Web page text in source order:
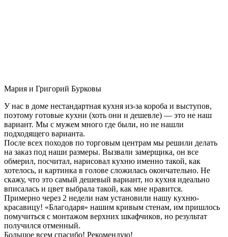
Мария и Григорий Бурковы
У нас в доме нестандартная кухня из-за короба и выступов,
поэтому готовые кухни (хоть они и дешевле) — это не наш
вариант. Мы с мужем много где были, но не нашли
подходящего варианта.
После всех походов по торговым центрам мы решили делать
на заказ под наши размеры. Вызвали замерщика, он все
обмерил, посчитал, нарисовал кухню именно такой, как
хотелось, и картинка в голове сложилась окончательно. Не
скажу, что это самый дешевый вариант, но кухня идеально
вписалась и цвет выбрала такой, как мне нравится.
Примерно через 2 недели нам установили нашу кухню-
красавицу! «Благодаря» нашим кривым стенам, им пришлось
помучиться с монтажом верхних шкафчиков, но результат
получился отменный.
Большое всем спасибо! Рекомендую!